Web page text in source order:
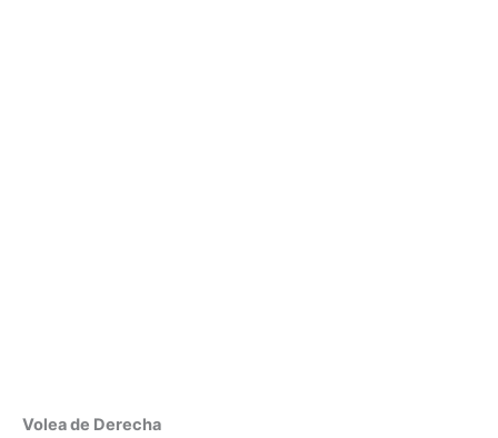
Volea de Derecha